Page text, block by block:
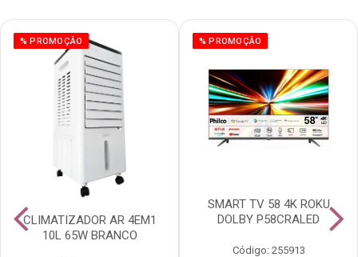
% PROMOÇÃO
CLIMATIZADOR AR 4EM1
10L 65W BRANCO
% PROMOÇÃO
SMART TV 58 4K ROKU
DOLBY P58CRALED
Código: 255913